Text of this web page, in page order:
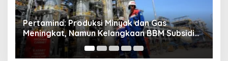
Pertamina: Produksi Minyak dan Gas
Meningkat, Namun Kelangkaan BBM Subsidi
Masih Terjadi